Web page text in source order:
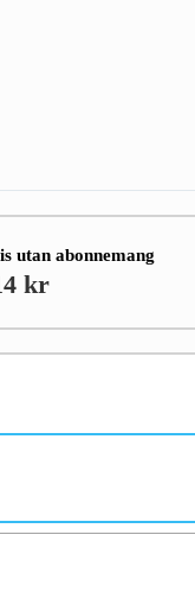
utan abonnemang
kr